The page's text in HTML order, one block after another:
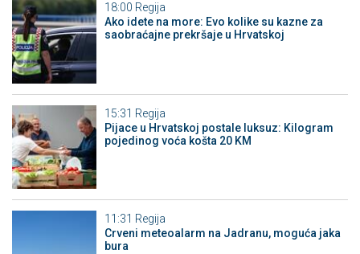
18:00 Regija
Ako idete na more: Evo kolike su kazne za
saobraćajne prekršaje u Hrvatskoj
15:31 Regija
Pijace u Hrvatskoj postale luksuz: Kilogram
pojedinog voća košta 20 KM
11:31 Regija
Crveni meteoalarm na Jadranu, moguća jaka
bura